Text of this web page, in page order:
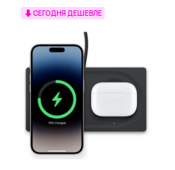
СЕГОДНЯ ДЕШЕВЛЕ